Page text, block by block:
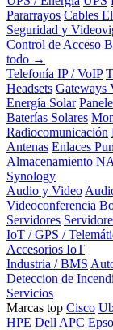
Pararrayos Cables
Seguridad y
Control de Acceso
todo →
Telefonía IP / VoIP
Headsets Gateways
Energía Solar
Baterías Solares
Radiocomunicación
Antenas Enlaces
Almacenamiento
Synology
Audio y Video
Videoconferencia
Servidores
IoT / GPS /
Accesorios IoT
Industria / BMS
Deteccion de
Servicios
Marcas top Cisco
HPE Dell APC